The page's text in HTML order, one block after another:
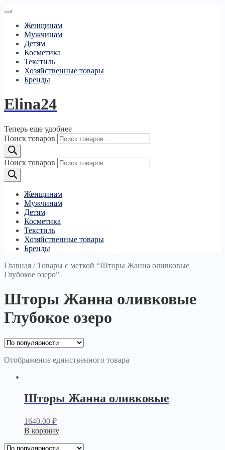
Женщинам
Мужчинам
Детям
Косметика
Текстиль
Хозяйственные товары
Бренды
Elina24
Теперь еще удобнее
Поиск товаров
Поиск товаров
Женщинам
Мужчинам
Детям
Косметика
Текстиль
Хозяйственные товары
Бренды
Главная /Товары с меткой “Шторы Жанна оливковые
Глубокое озеро”
Шторы Жанна оливковые
Глубокое озеро
Отображение единственного товара
Шторы Жанна оливковые
1640.00 ₽
В корзину